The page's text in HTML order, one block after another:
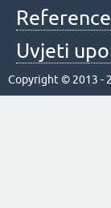
Reference
Uvjeti
Copyright © 2013 -